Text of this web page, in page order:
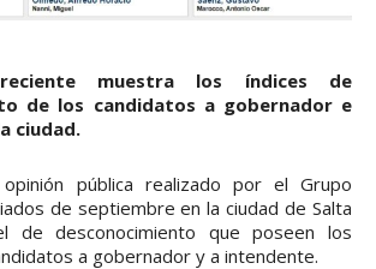
muestra los índices de
de los candidatos a gobernador e
ciudad.
pública realizado por el Grupo
de septiembre en la ciudad de Salta
de desconocimiento que poseen los
a gobernador y a intendente.